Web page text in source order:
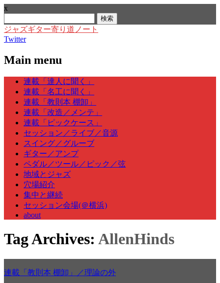
x
索:
ジャズギター寄り道ノート
Twitter
Main menu
Skip
content
連載「達人に聞く」
連載「名工に聞く」
連載「教則本 棚卸」
連載「改造／メンテ」
連載「ピックケース」
セッション／ライブ／音源
スイング／グルーブ
ギター／アンプ
ペダル／ツール／ピック／弦
地域とジャズ
穴場紹介
集中と継続
セッション会場(＠横浜)
about
Tag Archives: AllenHinds
連載「教則本 棚卸」／理論の外